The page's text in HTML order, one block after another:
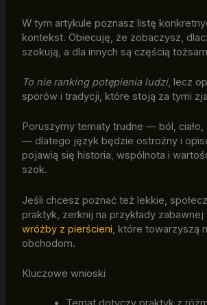
W tym artykule poznasz listę
kontekst. Obiecuję, że zobaczysz,
szokują, a dla innych są częścią
To nie ranking potępienia ludzi, lecz
sporów i tradycji, które stoją za tymi
Poruszymy tematy trudne — ból, ciało,
— dlatego język będzie ostrożny i
pojawią się historia, wspólnota i
szok.
Jeśli chcesz poznać też lekkie,
praktyk, zerknij na przykłady
wróżby z pierścieni, które towarzyszą
obchodom.
Kluczowe wnioski